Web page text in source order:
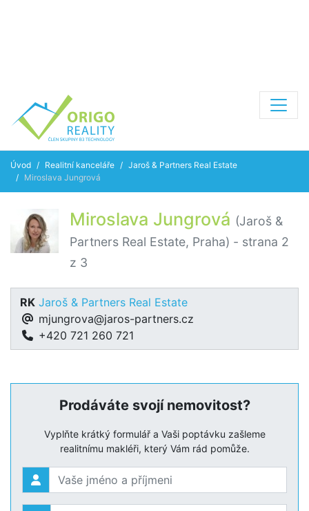
Úvod Realitní kanceláře
Jaroš & Partners Real Estate
Miroslava Jungrová
Miroslava Jungrová (Jaroš &
Partners Real Estate, Praha) - strana 2
z 3
RK Jaroš & Partners Real Estate
mjungrova@jaros-partners.cz
+420 721 260 721
Prodáváte svojí nemovitost?
Vyplňte krátký formulář a Vaši poptávku zašleme
realitnímu makléři, který Vám rád pomůže.